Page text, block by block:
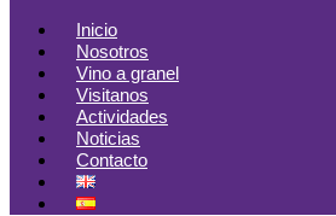
Inicio
Nosotros
Vino a granel
Visitanos
Actividades
Noticias
Contacto